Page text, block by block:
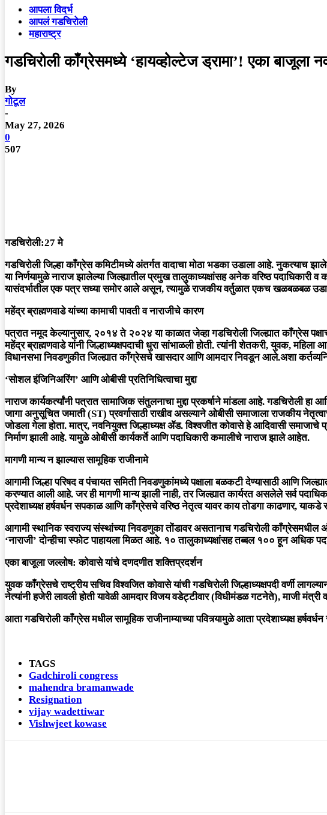
आपला विदर्भ
आपलं गडचिरोली
महाराष्ट्र
गडचिरोली काँग्रेसमध्ये ‘हायव्होल्टेज ड्रामा’! एका बाजूला
By
गोटूल
-
May 27, 2026
0
507
गडचिरोली:27 मे
गडचिरोली जिल्हा काँग्रेस कमिटीमध्ये अंतर्गत वादाचा मोठा भडका उडाला आहे. नुकत्याच
या निर्णयामुळे नाराज झालेल्या जिल्ह्यातील प्रमुख तालुकाध्यक्षांसह अनेक वरिष्ठ पदाधिकारी
यासंदर्भातील एक पत्र सध्या समोर आले असून, त्यामुळे राजकीय वर्तुळात एकच खळबळबळ
महेंद्र ब्राह्मणवाडे यांच्या कामाची पावती व नाराजीचे कारण
पत्रात नमूद केल्यानुसार, २०१४ ते २०२४ या काळात जेव्हा गडचिरोली जिल्ह्यात काँग्रेस
महेंद्र ब्राह्मणवाडे यांनी जिल्हाध्यक्षपदाची धुरा सांभाळली होती. त्यांनी शेतकरी, युवक,
विधानसभा निवडणुकीत जिल्ह्यात काँग्रेसचे खासदार आणि आमदार निवडून आले.अशा
‘सोशल इंजिनिअरिंग’ आणि ओबीसी प्रतिनिधित्वाचा मुद्दा
नाराज कार्यकर्त्यांनी पत्रात सामाजिक संतुलनाचा मुद्दा प्रकर्षाने मांडला आहे. गडचिरोली
जागा अनुसूचित जमाती (ST) प्रवर्गासाठी राखीव असल्याने ओबीसी समाजाला राजकीय
जोडला गेला होता. मात्र, नवनियुक्त जिल्हाध्यक्ष ॲड. विश्वजीत कोवासे हे आदिवासी
निर्माण झाली आहे. यामुळे ओबीसी कार्यकर्ते आणि पदाधिकारी कमालीचे नाराज झाले आहेत.
मागणी मान्य न झाल्यास सामूहिक राजीनामे
आगामी जिल्हा परिषद व पंचायत समिती निवडणुकांमध्ये पक्षाला बळकटी देण्यासाठी आणि
करण्यात आली आहे. जर ही मागणी मान्य झाली नाही, तर जिल्ह्यात कार्यरत असलेले सर्व
प्रदेशाध्यक्ष हर्षवर्धन सपकाळ आणि काँग्रेसचे वरिष्ठ नेतृत्व यावर काय तोडगा काढणार, याकडे
आगामी स्थानिक स्वराज्य संस्थांच्या निवडणुका तोंडावर असतानाच गडचिरोली
‘नाराजी’ दोन्हीचा स्फोट पाहायला मिळत आहे. १० तालुकाध्यक्षांसह तब्बल १०० हून अधिक
एका बाजूला जल्लोष: कोवासे यांचे दणदणीत शक्तिप्रदर्शन
युवक काँग्रेसचे राष्ट्रीय सचिवविश्वजित कोवासेयांची गडचिरोली जिल्हाध्यक्षपदी वर्णी
नेत्यांनी हजेरी लावली होती यावेळी आमदार विजय वडेट्टीवार (विधीमंडळ गटनेते), माजी
आता गडचिरोली काँग्रेस मधील सामूहिक राजीनाम्याच्या पवित्र्यामुळे आता प्रदेशाध्यक्ष
TAGS
Gadchiroli congress
mahendra bramanwade
Resignation
vijay wadettiwar
Vishwjeet kowase